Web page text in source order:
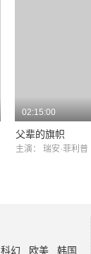
02:15:00
父辈的旗帜
主演： 瑞安·菲利普
科幻 欧美 韩国